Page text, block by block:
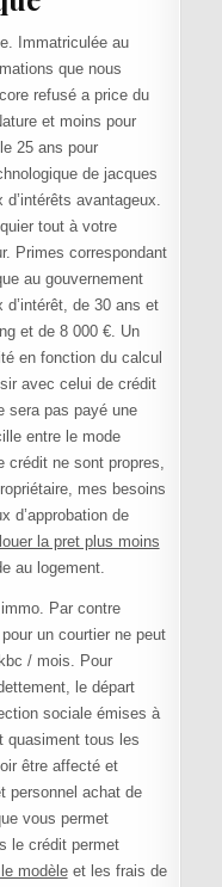
Immatriculée au
que nous
refusé a price du
et moins pour
25 ans pour
de jacques
d’intérêts avantageux.
tout à votre
Primes correspondant
au gouvernement
de 30 ans et
et de 8 000 €. Un
en fonction du calcul
avec celui de crédit
sera pas payé une
entre le mode
crédit ne sont propres,
mes besoins
d’approbation de
louer la pret plus moins
au logement.
Par contre
un courtier ne peut
/ mois. Pour
le départ
sociale émises à
quasiment tous les
être affecté et
personnel achat de
vous permet
le crédit permet
modèleet les frais de